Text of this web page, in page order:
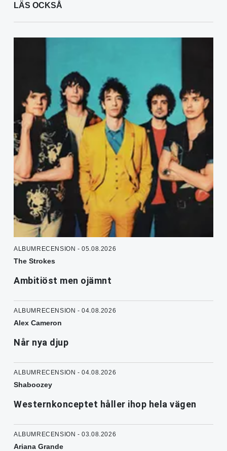
LÄS OCKSÅ
ALBUMRECENSION - 05.08.2026
The Strokes
Ambitiöst men ojämnt
ALBUMRECENSION - 04.08.2026
Alex Cameron
Når nya djup
ALBUMRECENSION - 04.08.2026
Shaboozey
Westernkonceptet håller ihop hela vägen
ALBUMRECENSION - 03.08.2026
Ariana Grande